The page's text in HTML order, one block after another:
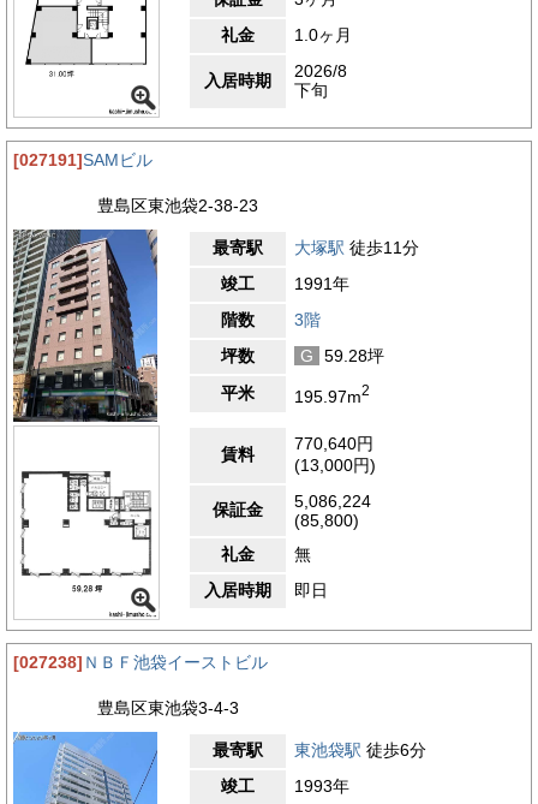
礼金
1.0ヶ月
入居時期
2026/8
下旬
[027191]SAMビル
豊島区東池袋2-38-23
最寄駅 大塚駅 徒歩11分
竣工
1991年
階数
3階
坪数
G
59.28坪
平米
195.97m2
賃料
770,640円
(13,000円)
保証金
5,086,224
(85,800)
礼金
無
入居時期
即日
[027238] ＮＢＦ池袋イーストビル
豊島区東池袋3-4-3
最寄駅 東池袋駅 徒歩6分
竣工
1993年